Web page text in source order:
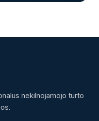
nekilnojamojo turto